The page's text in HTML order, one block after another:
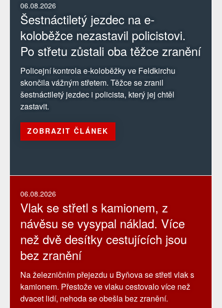
06.08.2026
Šestnáctiletý jezdec na e-
koloběžce nezastavil policistovi.
Po střetu zůstali oba těžce zranění
Policejní kontrola e-koloběžky ve Feldkirchu
skončila vážným střetem. Těžce se zranil
šestnáctiletý jezdec i policista, který jej chtěl
zastavit.
ZOBRAZIT ČLÁNEK
06.08.2026
Vlak se střetl s kamionem, z
návěsu se vysypal náklad. Více
než dvě desítky cestujících jsou
bez zranění
Na železničním přejezdu u Byňova se střetl vlak s
kamionem. Přestože ve vlaku cestovalo více než
dvacet lidí, nehoda se obešla bez zranění.